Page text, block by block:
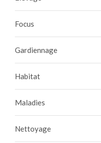
Focus
Gardiennage
Habitat
Maladies
Nettoyage